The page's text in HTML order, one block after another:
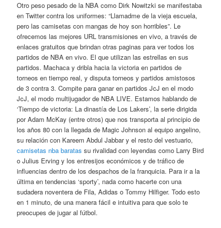
Otro peso pesado de la NBA como Dirk Nowitzki se manifestaba
en Twitter contra los uniformes: “Llamadme de la vieja escuela,
pero las camisetas con mangas de hoy son horribles”. Le
ofrecemos las mejores URL transmisiones en vivo, a través de
enlaces gratuitos que brindan otras paginas para ver todos los
partidos de NBA en vivo. El que utilizan las estrellas en sus
partidos. Machaca y dribla hacia la victoria en partidos de
torneos en tiempo real, y disputa torneos y partidos amistosos
de 3 contra 3. Compite para ganar en partidos JcJ en el modo
JcJ, el modo multijugador de NBA LIVE. Estamos hablando de
‘Tiempo de victoria: La dinastía de Los Lakers’, la serie dirigida
por Adam McKay (entre otros) que nos transporta al principio de
los años 80 con la llegada de Magic Johnson al equipo angelino,
su relación con Kareem Abdul Jabbar y el resto del vestuario,
camisetas nba baratas su rivalidad con leyendas como Larry Bird
o Julius Erving y los entresijos económicos y de tráfico de
influencias dentro de los despachos de la franquicia. Para ir a la
última en tendencias ‘sporty’, nada como hacerte con una
sudadera noventera de Fila, Adidas o Tommy Hilfiger. Todo esto
en 1 minuto, de una manera fácil e intuitiva para que solo te
preocupes de jugar al fútbol.